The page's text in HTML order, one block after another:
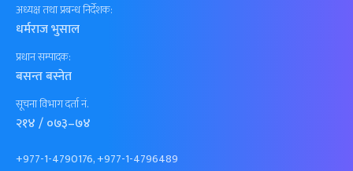
अध्यक्ष तथा प्रबन्ध निर्देशक:
धर्मराज भुसाल
प्रधान सम्पादक:
बसन्त बस्नेत
सूचना विभाग दर्ता नं.
२१४ / ०७३–७४
+977-1-4790176, +977-1-4796489